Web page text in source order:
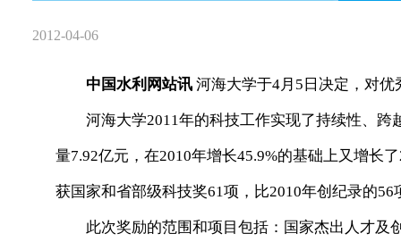
2012-04-06
中国水利网站讯 河海大学于4月5日决定，对
河海大学2011年的科技工作实现了持续性、跨
量7.92亿元，在2010年增长45.9%的基础上又增长
获国家和省部级科技奖61项，比2010年创纪录的
此次奖励的范围和项目包括：国家杰出人才及